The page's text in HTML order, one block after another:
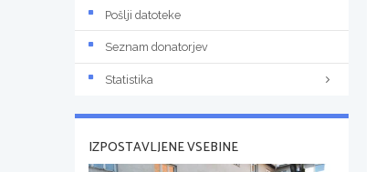
Pošlji datoteke
Seznam donatorjev
Statistika
IZPOSTAVLJENE VSEBINE